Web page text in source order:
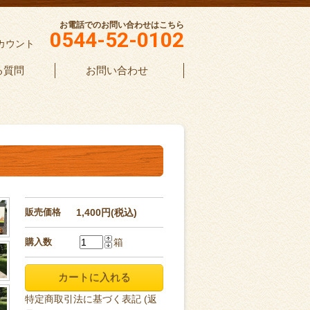
お電話でのお問い合わせはこちら
0544-52-0102
ウント
質問 お問い合わせ
販売価格 1,400円(税込)
購入数 箱
特定商取引法に基づく表記 (返